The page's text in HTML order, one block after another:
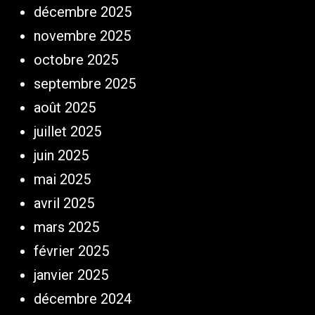
décembre 2025
novembre 2025
octobre 2025
septembre 2025
août 2025
juillet 2025
juin 2025
mai 2025
avril 2025
mars 2025
février 2025
janvier 2025
décembre 2024